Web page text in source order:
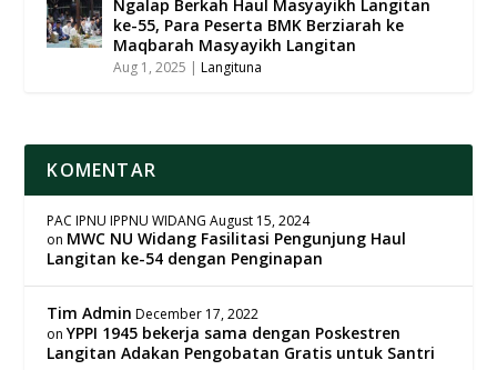
Ngalap Berkah Haul Masyayikh Langitan
ke-55, Para Peserta BMK Berziarah ke
Maqbarah Masyayikh Langitan
Aug 1, 2025 |Langituna
KOMENTAR
PAC IPNU IPPNU WIDANG August 15, 2024
on MWC NU Widang Fasilitasi Pengunjung Haul
Langitan ke-54 dengan Penginapan
Tim Admin December 17, 2022
onYPPI 1945 bekerja sama dengan Poskestren
Langitan Adakan Pengobatan Gratis untuk Santri